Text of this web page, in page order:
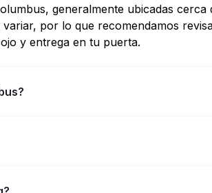
generalmente ubicadas cerca
por lo que recomendamos
y entrega en tu puerta.
más cercana. Como alternativa,